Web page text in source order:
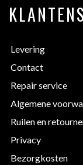
Levering
Contact
Repair service
Algemene
Ruilen en
Privacy
Bezorgkosten